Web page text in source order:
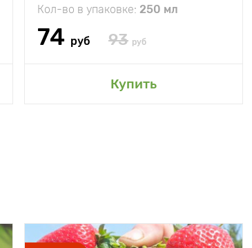
Кол-во в упаковке: 250 мл
74 руб 93 руб
Купить